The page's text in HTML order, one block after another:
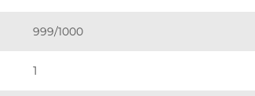
999/1000
1